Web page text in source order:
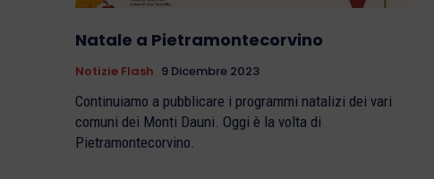
Natale a Pietramontecorvino
Notizie Flash 9 Dicembre 2023
Continuiamo a pubblicare i programmi natalizi dei vari
comuni dei Monti Dauni. Oggi è la volta di
Pietramontecorvino.